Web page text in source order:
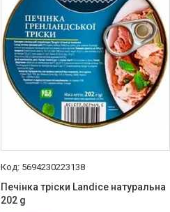
5694230223138
Печінка тріски Landice натуральна
202 g